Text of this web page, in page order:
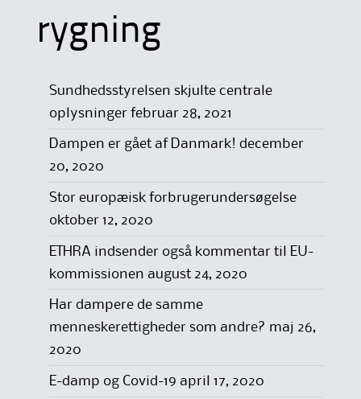
rygning
Sundhedsstyrelsen skjulte centrale
oplysninger februar 28, 2021
Dampen er gået af Danmark! december
20, 2020
Stor europæisk forbrugerundersøgelse
oktober 12, 2020
ETHRA indsender også kommentar til EU-
kommissionen august 24, 2020
Har dampere de samme
menneskerettigheder som andre? maj 26,
2020
E-damp og Covid-19 april 17, 2020